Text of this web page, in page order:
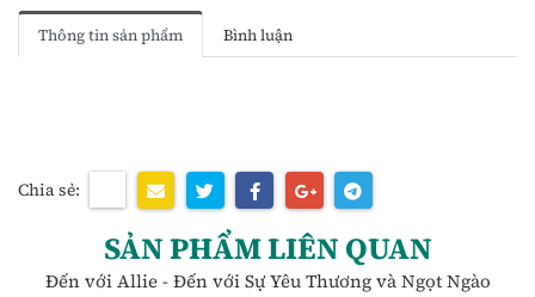
Thông tin sản phẩm Bình luận
Chia sẻ:
SẢN PHẨM LIÊN QUAN
Đến với Allie - Đến với Sự Yêu Thương và Ngọt Ngào